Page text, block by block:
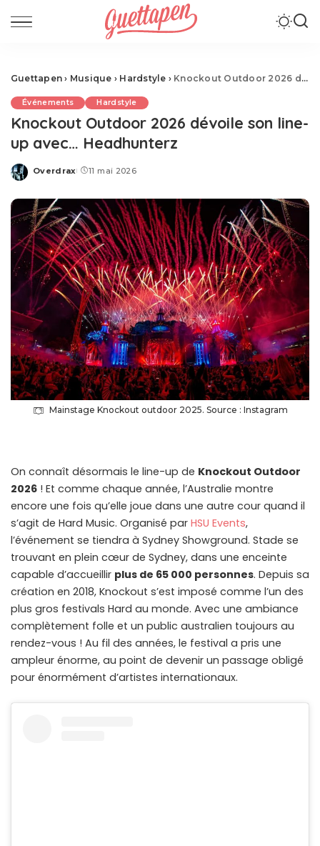
Guettapen › Musique › Hardstyle › Knockout Outdoor 2026 dévoile son line-up avec… Headhunterz
Événements Hardstyle
Knockout Outdoor 2026 dévoile son line-
up avec… Headhunterz
Posted
Overdrax 11 mai 2026
Mainstage Knockout outdoor 2025. Source : Instagram
On connaît désormais le line-up de Knockout Outdoor
2026 ! Et comme chaque année, l’Australie montre
encore une fois qu’elle joue dans une autre cour quand il
s’agit de Hard Music. Organisé par HSU Events,
l’événement se tiendra à Sydney Showground. Stade se
trouvant en plein cœur de Sydney, dans une enceinte
capable d’accueillir plus de 65 000 personnes. Depuis sa
création en 2018, Knockout s’est imposé comme l’un des
plus gros festivals Hard au monde. Avec une ambiance
complètement folle et un public australien toujours au
rendez-vous ! Au fil des années, le festival a pris une
ampleur énorme, au point de devenir un passage obligé
pour énormément d’artistes internationaux.